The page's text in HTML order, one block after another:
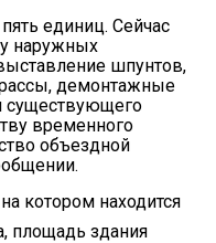
единиц. Сейчас
наружных
шпунтов,
демонтажные
существующего
временного
объездной
котором находится
площадь здания